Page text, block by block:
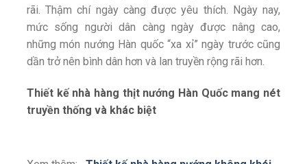
rãi. Thậm chí ngày càng được yêu thích. Ngày nay,
mức sống người dân càng ngày được nâng cao,
những món nướng Hàn quốc “xa xỉ” ngày trước cũng
dần trở nên bình dân hơn và lan truyền rộng rãi hơn.
Thiết kế nhà hàng thịt nướng Hàn Quốc mang nét
truyền thống và khác biệt